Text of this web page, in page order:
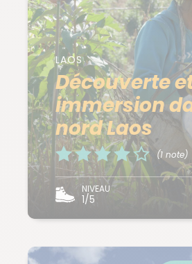
LAOS
Découverte
immersion
nord Laos
(1 note)
NIVEAU
1/5